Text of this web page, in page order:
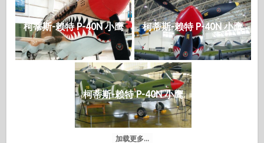
柯蒂斯-赖特 P-40N 小鹰 柯蒂斯-赖特 P-40N 小鹰
柯蒂斯-赖特 P-40N 小鹰
加载更多...